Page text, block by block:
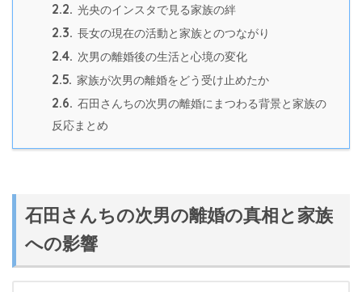
2.2. 光央のインスタで見る家族の絆
2.3. 長女の現在の活動と家族とのつながり
2.4. 次男の離婚後の生活と心境の変化
2.5. 家族が次男の離婚をどう受け止めたか
2.6. 石田さんちの次男の離婚にまつわる背景と家族の
反応まとめ
石田さんちの次男の離婚の真相と家族
への影響